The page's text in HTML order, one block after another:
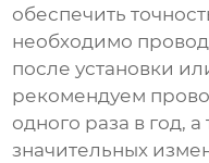
обеспечить
необходимо
после установки
рекомендуем
одного раза в год,
значительных